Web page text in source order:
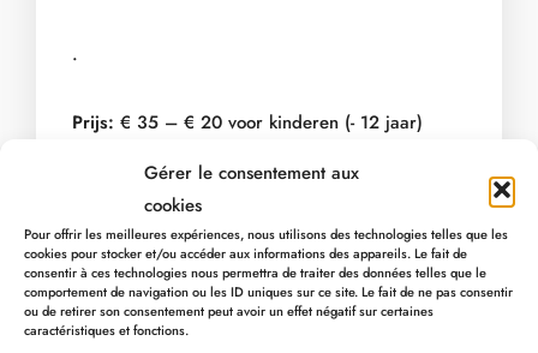
Gérer le consentement aux
cookies
Pour offrir les meilleures expériences, nous utilisons des technologies telles que les
cookies pour stocker et/ou accéder aux informations des appareils. Le fait de
consentir à ces technologies nous permettra de traiter des données telles que le
comportement de navigation ou les ID uniques sur ce site. Le fait de ne pas consentir
ou de retirer son consentement peut avoir un effet négatif sur certaines
caractéristiques et fonctions.
.
Prijs: € 35 – € 20 voor kinderen (- 12 jaar)
Aarzel niet en reserveer meteen:
080 / 78 00 00 of viainfo@myhotel.be